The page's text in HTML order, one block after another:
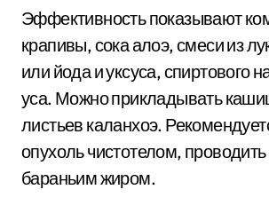
Эффективность показывают
крапивы, сока алоэ, смеси из
или йода и уксуса, спиртового
уса. Можно прикладывать
листьев каланхоэ.
опухоль чистотелом,
бараньим жиром.